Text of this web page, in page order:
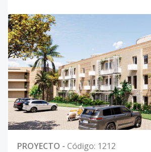
PROYECTO - Código: 1212